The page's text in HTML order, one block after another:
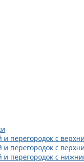
перегородок с
перегородок с
перегородок с